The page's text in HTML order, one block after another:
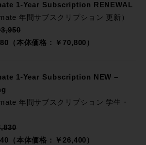
1-Year Subscription RENEWAL
年間サブスクリプション 更新）
（本体価格：￥70,800）
1-Year Subscription NEW –
年間サブスクリプション 学生・
（本体価格：￥26,400）